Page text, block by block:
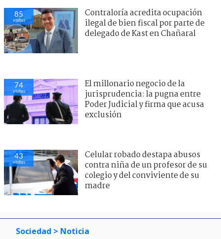
85
visitas
Contraloría acredita ocupación
ilegal de bien fiscal por parte de
delegado de Kast en Chañaral
74
visitas
El millonario negocio de la
jurisprudencia: la pugna entre
Poder Judicial y firma que acusa
exclusión
43
visitas
Celular robado destapa abusos
contra niña de un profesor de su
colegio y del conviviente de su
madre
Sociedad > Noticia